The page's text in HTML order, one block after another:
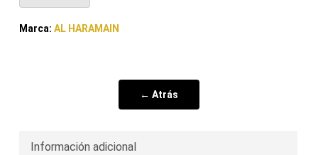
Marca: AL HARAMAIN
← Atrás
Información adicional